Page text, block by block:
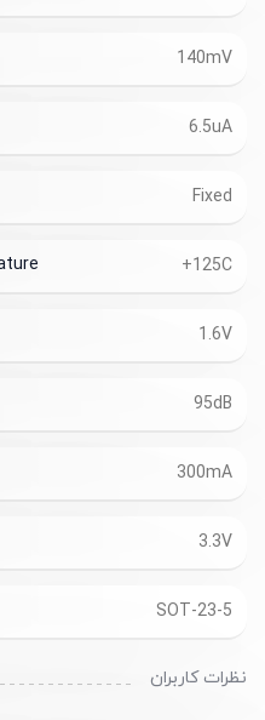
140mV
6.5uA
Fixed
+125C
1.6V
95dB
300mA
3.3V
SOT-23-5
نظرات کاربران